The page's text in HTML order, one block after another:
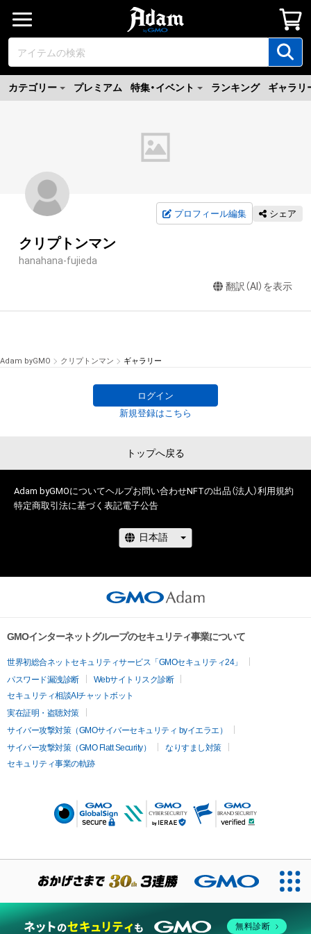
カテゴリー プレミアム 特集・イベント ランキング ギャラリ
プロフィール編集 シェア
クリプトンマン
hanahana-fujieda
翻訳（AI）を表示
Adam byGMO クリプトンマン ギャラリー
ログイン
新規登録はこちら
トップへ戻る
Adam byGMOについてヘルプお問い合わせNFTの出品（法人）利用規約
特定商取引法に基づく表記電子公告
GMOインターネットグループのセキュリティ事業について
世界初総合ネットセキュリティサービス「GMOセキュリティ24」
パスワード漏洩診断
Webサイトリスク診断
セキュリティ相談AIチャットボット
実在証明・盗聴対策
サイバー攻撃対策（GMOサイバーセキュリティ byイエラエ）
サイバー攻撃対策（GMO Flatt Security）
なりすまし対策
セキュリティ事業の軌跡
無料診断